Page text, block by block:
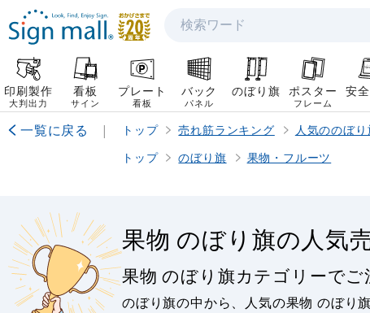
検索
印刷製作
大判出力
看板
サイン
プレート
看板
バック
パネル
のぼり旗 ポスター
フレーム
安
一覧に戻る | トップ 売れ筋ランキング 人気ののぼり
トップ
のぼり旗 果物・フルーツ
果物 のぼり旗の人気
果物 のぼり旗カテゴリーで
のぼり旗の中から、人気の果物 のぼり